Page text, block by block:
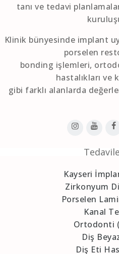
tanı ve tedavi
Klinik bünyesinde implant
porselen
bonding işlemleri,
hastalıkları ve
gibi farklı alanlarda
Kayseri
Zirkonyum
Porselen
Kanal
Ortodonti
Diş
Diş Eti